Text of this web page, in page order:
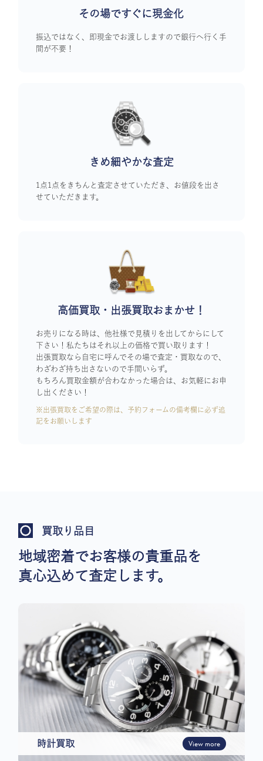
その場ですぐに現金化
振込ではなく、即現金でお渡ししますので銀行へ行く手
間が不要！
きめ細やかな査定
1点1点をきちんと査定させていただき、お値段を出さ
せていただきます。
高価買取・出張買取おまかせ！
お売りになる時は、他社様で見積りを出してからにして
下さい！私たちはそれ以上の価格で買い取ります！
出張買取なら自宅に呼んでその場で査定・買取なので、
わざわざ持ち出さないので手間いらず。
もちろん買取金額が合わなかった場合は、お気軽にお申
し出ください！
※出張買取をご希望の際は、予約フォームの備考欄に必ず追
記をお願いします
買取り品目
地域密着でお客様の貴重品を
真心込めて査定します。
時計買取 View more